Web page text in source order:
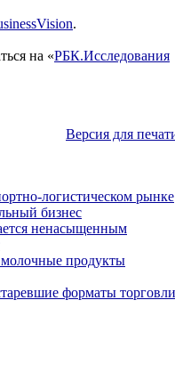
.
на «РБК.Исследования
Версия для
логистическом рынке
бизнес
ненасыщенным
продукты
форматы торговли